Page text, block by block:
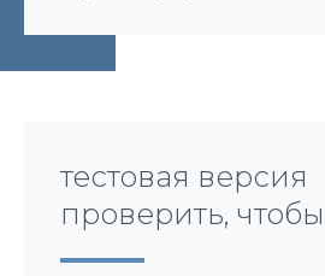
тестовая версия
проверить,